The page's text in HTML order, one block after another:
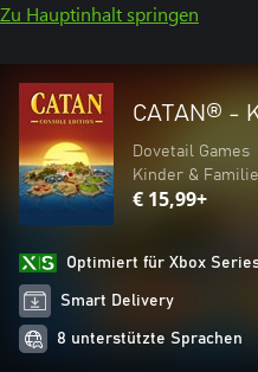
Zu Hauptinhalt springen
CATAN® -
Dovetail Games
Kinder & Familie
€ 15,99+
Optimiert für Xbox
Smart Delivery
8 unterstützte Sprachen